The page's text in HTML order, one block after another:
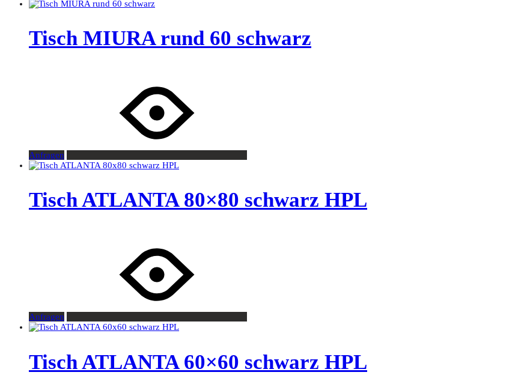
Tisch MIURA rund 60 schwarz
Anfragen
Tisch ATLANTA 80×80 schwarz HPL
Anfragen
Tisch ATLANTA 60×60 schwarz HPL